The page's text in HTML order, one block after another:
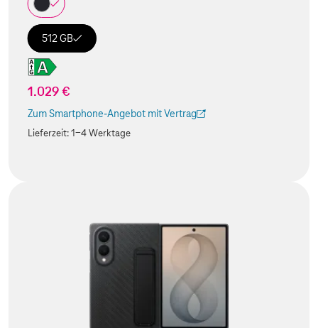
512 GB
1.029 €
Zum Smartphone-Angebot mit Vertrag
(Der Link wird in einem neuen Tab geöffnet)
Lieferzeit:1-4 Werktage